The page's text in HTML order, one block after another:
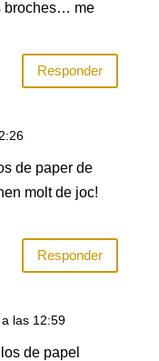
broches… me
Responder
de paper de
molt de joc!
Responder
las 12:59
de papel